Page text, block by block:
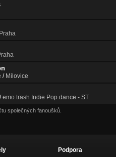
/ Milovice
/emo trash Indie Pop dance - ST
společných fanoušků.
Podpora